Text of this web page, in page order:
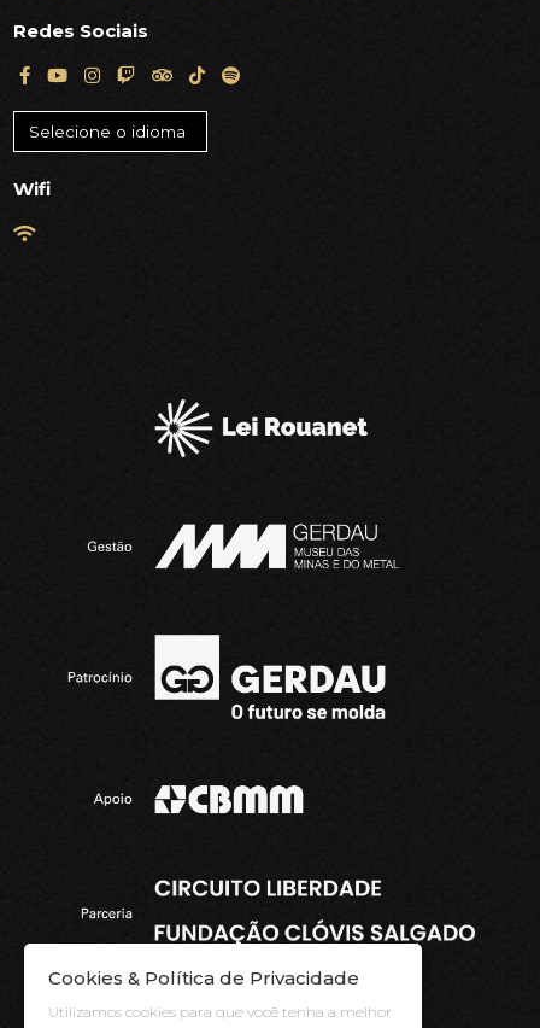
Redes Sociais
Wifi
Cookies & Política de Privacidade
Utilizamos cookies para que você tenha a melhor